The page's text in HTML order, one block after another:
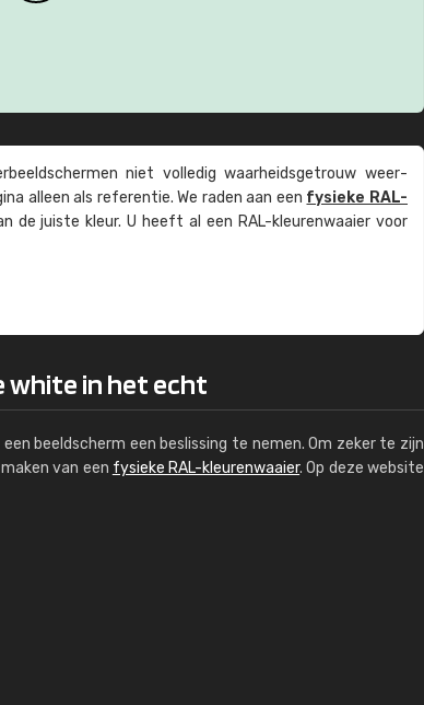
niet volledig waarheids­­getrouw weer­
alleen als referentie. We raden aan een fysieke RAL-
de juiste kleur. U heeft al een RAL-kleuren­waaier voor
white in het echt
beeldscherm een beslissing te nemen. Om zeker te zijn
van een fysieke RAL-kleurenwaaier. Op deze website
Kambier BV